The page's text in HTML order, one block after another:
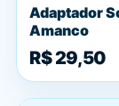
Adaptador
Amanco
R$ 29,50